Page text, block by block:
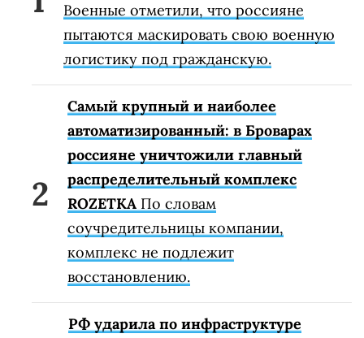
Военные отметили, что россияне
пытаются маскировать свою военную
логистику под гражданскую.
Самый крупный и наиболее
автоматизированный: в Броварах
россияне уничтожили главный
распределительный комплекс
ROZETKA По словам
соучредительницы компании,
комплекс не подлежит
восстановлению.
РФ ударила по инфраструктуре